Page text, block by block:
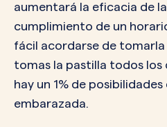
aumentará la eficacia de
cumplimiento de un
fácil acordarse de tomarla
tomas la pastilla todos los
hay un 1% de
embarazada.